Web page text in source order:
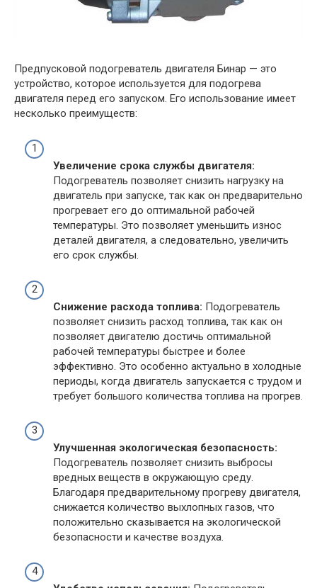
Предпусковой подогреватель двигателя Бинар — это
устройство, которое используется для подогрева
двигателя перед его запуском. Его использование имеет
несколько преимуществ:
Увеличение срока службы двигателя:
Подогреватель позволяет снизить нагрузку на
двигатель при запуске, так как он предварительно
прогревает его до оптимальной рабочей
температуры. Это позволяет уменьшить износ
деталей двигателя, а следовательно, увеличить
его срок службы.
Снижение расхода топлива: Подогреватель
позволяет снизить расход топлива, так как он
позволяет двигателю достичь оптимальной
рабочей температуры быстрее и более
эффективно. Это особенно актуально в холодные
периоды, когда двигатель запускается с трудом и
требует большого количества топлива на прогрев.
Улучшенная экологическая безопасность:
Подогреватель позволяет снизить выбросы
вредных веществ в окружающую среду.
Благодаря предварительному прогреву двигателя,
снижается количество выхлопных газов, что
положительно сказывается на экологической
безопасности и качестве воздуха.